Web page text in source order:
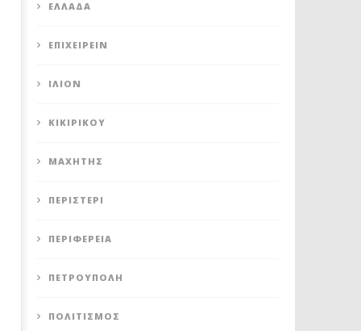
ΕΛΛΆΔΑ
ΕΠΙΧΕΙΡΕΊΝ
ΊΛΙΟΝ
ΚΙΚΙΡΙΚΟΥ
ΜΑΧΗΤΗΣ
ΠΕΡΙΣΤΈΡΙ
ΠΕΡΙΦΈΡΕΙΑ
ΠΕΤΡΟΎΠΟΛΗ
ΠΟΛΙΤΙΣΜΌΣ